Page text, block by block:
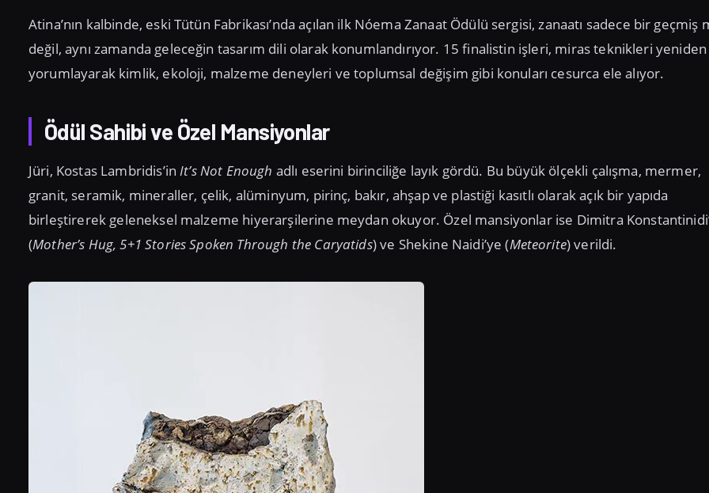
Atina’nın kalbinde, eski Tütün Fabrikası’nda açılan ilk Nóema Zanaat Ödülü sergisi, zanaatı sadece bir geçmiş
değil, aynı zamanda geleceğin tasarım dili olarak konumlandırıyor. 15 finalistin işleri, miras teknikleri yeniden
yorumlayarak kimlik, ekoloji, malzeme deneyleri ve toplumsal değişim gibi konuları cesurca ele alıyor.
Ödül Sahibi ve Özel Mansiyonlar
Jüri, Kostas Lambridis’inIt’s Not Enough adlı eserini birinciliğe layık gördü. Bu büyük ölçekli çalışma, mermer,
granit, seramik, mineraller, çelik, alüminyum, pirinç, bakır, ahşap ve plastiği kasıtlı olarak açık bir yapıda
birleştirerek geleneksel malzeme hiyerarşilerine meydan okuyor. Özel mansiyonlar ise Dimitra
(Mother’s Hug, 5+1 Stories Spoken Through the Caryatids) ve Shekine Naidi’ye (Meteorite) verildi.